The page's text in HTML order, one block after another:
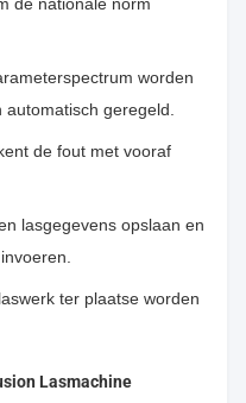
worden
geregeld.
de fout met vooraf
lasgegevens opslaan en
ter plaatse worden
Lasmachine